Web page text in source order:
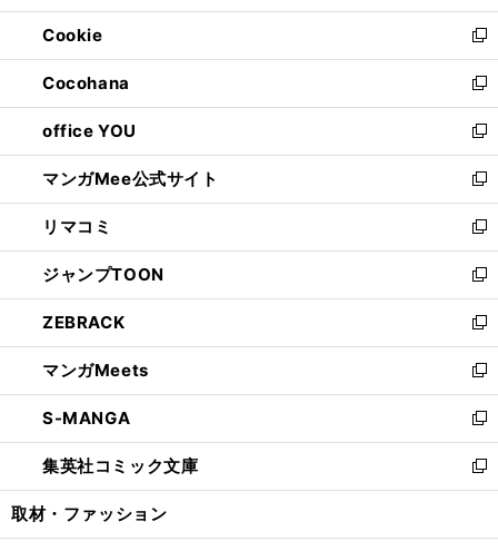
開
く
ウ
で
開
く
ン
ド
ウ
で
開
く
ウ
ィ
ン
ド
ウ
で
開
く
Cookie
新
し
い
ウ
ィ
ン
ド
ウ
で
開
く
Cocohana
新
し
い
ウ
ィ
ン
ド
ウ
で
開
く
office YOU
新
し
い
ウ
ィ
ン
ド
ウ
で
開
く
マンガMee公式サイト
新
し
い
ウ
ィ
ン
ド
ウ
で
開
く
リマコミ
新
し
い
ウ
ィ
ン
ド
ウ
で
開
く
ジャンプTOON
新
し
い
ウ
ィ
ン
ド
ウ
で
開
ZEBRACK
新
し
い
ウ
ィ
ン
ド
ウ
開
マンガMeets
新
し
い
ウ
ィ
ン
ウ
S-MANGA
新
し
い
ウ
ン
集英社コミック文庫
新
し
ウ
取材・ファッション